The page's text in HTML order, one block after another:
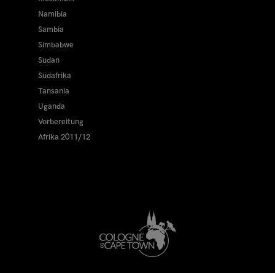
Namibia
Sambia
Simbabwe
Sudan
Südafrika
Tansania
Uganda
Vorbereitung
Afrika 2011/12